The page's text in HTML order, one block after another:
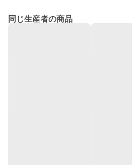
同じ生産者の商品